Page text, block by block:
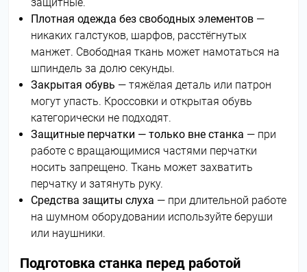
Плотная одежда без свободных элементов —
никаких галстуков, шарфов, расстёгнутых
манжет. Свободная ткань может намотаться на
шпиндель за долю секунды.
Закрытая обувь — тяжёлая деталь или патрон
могут упасть. Кроссовки и открытая обувь
категорически не подходят.
Защитные перчатки — только вне станка — при
работе с вращающимися частями перчатки
носить запрещено. Ткань может захватить
перчатку и затянуть руку.
Средства защиты слуха — при длительной работе
на шумном оборудовании используйте беруши
или наушники.
Подготовка станка перед работой